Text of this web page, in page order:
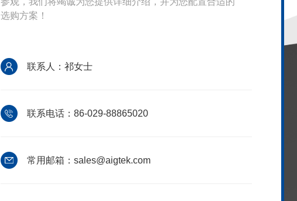
选购方案！
联系人：祁女士
联系电话：86-029-88865020
常用邮箱：sales@aigtek.com